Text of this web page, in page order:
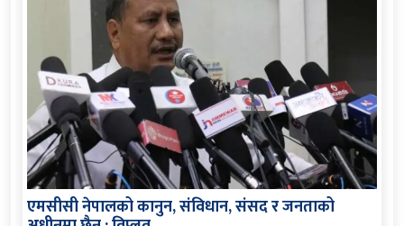
एमसीसी नेपालको कानुन, संविधान, संसद र जनताको